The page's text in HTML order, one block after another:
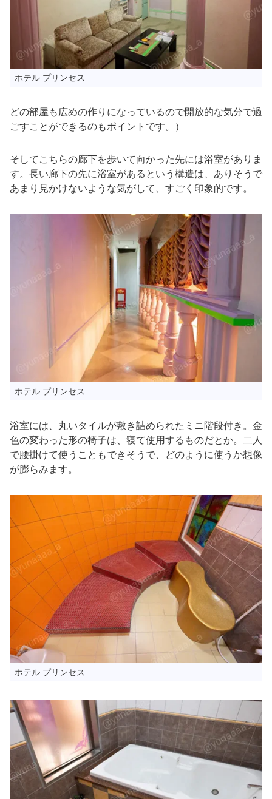
ホテル プリンセス
どの部屋も広めの作りになっているので開放的な気分で過
ごすことができるのもポイントです。）
そしてこちらの廊下を歩いて向かった先には浴室がありま
す。長い廊下の先に浴室があるという構造は、ありそうで
あまり見かけないような気がして、すごく印象的です。
ホテル プリンセス
浴室には、丸いタイルが敷き詰められたミニ階段付き。金
色の変わった形の椅子は、寝て使用するものだとか。二人
で腰掛けて使うこともできそうで、どのように使うか想像
が膨らみます。
ホテル プリンセス